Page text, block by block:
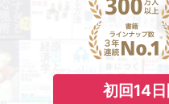
初回14